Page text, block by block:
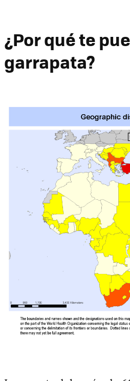
¿Por qué te
garrapata?